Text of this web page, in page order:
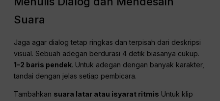
gambar/webp.
Jika Anda belum memiliki referensi visual, model generasi
gambar OpenAI merupakan alat yang sangat baik untuk
menghasilkan desain lingkungan dan adegan dengan
cepat. Gambar-gambar ini kemudian dapat dimasukkan ke
estetika dan menghasilkan titik awal yang indah untuk